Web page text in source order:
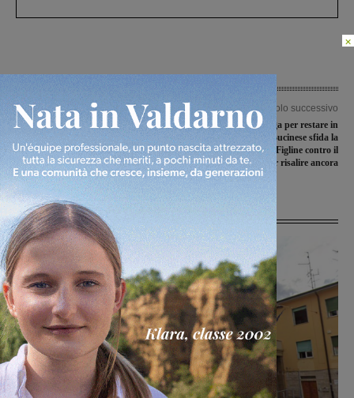
Articolo precedente
La Futsal Sangiovannese in casa
dell’Elmas Cagliari per provare la
grande impresa
Articolo successivo
Rignanese a Sinalunga per restare in
testa. La Bucinese sfida la
Castiglionese, Figline contro il
Lanciotto per risalire ancora
Ultime Notizie
×